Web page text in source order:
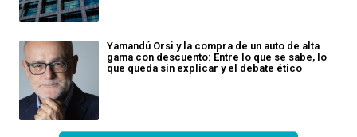
Yamandú Orsi y la compra de un auto de alta
gama con descuento: Entre lo que se sabe, lo
que queda sin explicar y el debate ético